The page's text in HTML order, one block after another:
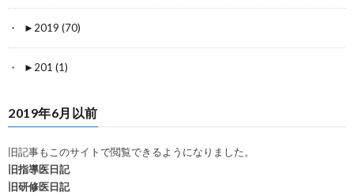
► 2019 (70)
► 201 (1)
2019年6月以前
旧記事もこのサイトで閲覧できるようになりました。
旧指導医日記
旧研修医日記